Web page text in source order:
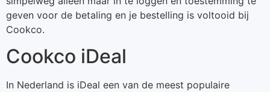
geven voor de betaling en je bestelling is voltooid bij
Cookco.
Cookco iDeal
In Nederland is iDeal een van de meest populaire